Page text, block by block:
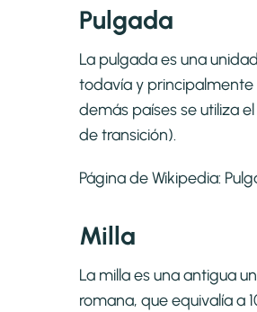
Pulgada
La pulgada es una
todavía y principalmente
demás países se utiliza
de transición).
Página de Wikipedia:
Milla
La milla es una antigua
romana, que equivalía a